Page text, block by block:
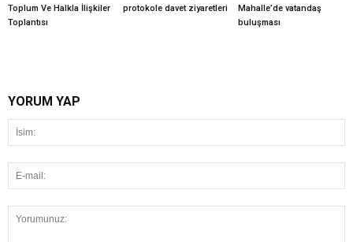
Toplum Ve Halkla İlişkiler
Toplantısı
protokole davet ziyaretleri
Mahalle’de vatandaş
buluşması
YORUM YAP